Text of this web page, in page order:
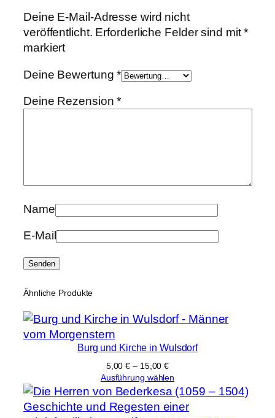
Deine E-Mail-Adresse wird nicht
veröffentlicht. Erforderliche Felder sind mit*
markiert
Deine Bewertung*
Deine Rezension*
Name
E-Mail
Ähnliche Produkte
Burg und Kirche in Wulsdorf
5,00€ – 15,00€
Ausführung wählen